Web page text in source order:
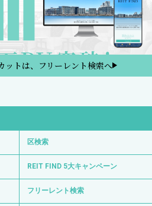
ットは、フリーレント検索へ
区検索
REIT FIND 5大キャンペーン
フリーレント検索